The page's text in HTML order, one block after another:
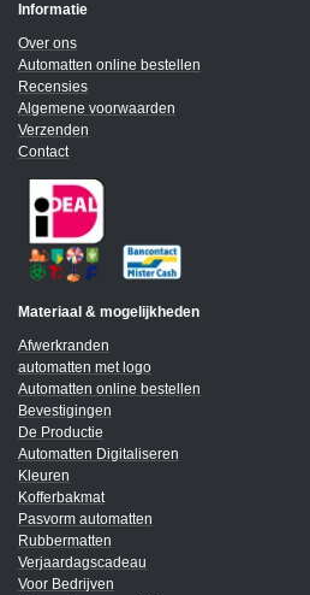
Informatie
Over ons
Automatten online bestellen
Recensies
Algemene voorwaarden
Verzenden
Contact
Materiaal & mogelijkheden
Afwerkranden
automatten met logo
Automatten online bestellen
Bevestigingen
De Productie
Automatten Digitaliseren
Kleuren
Kofferbakmat
Pasvorm automatten
Rubbermatten
Verjaardagscadeau
Voor Bedrijven